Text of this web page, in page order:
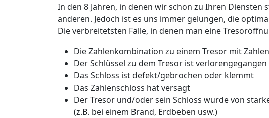
In den 8 Jahren, in denen wir schon zu Ihren
anderen. Jedoch ist es uns immer gelungen, die
Die verbreitetsten Fälle, in denen man eine
Die Zahlenkombination zu einem Tresor mit
Der Schlüssel zu dem Tresor ist verlorengegangen
Das Schloss ist defekt/gebrochen oder klemmt
Das Zahlenschloss hat versagt
Der Tresor und/oder sein Schloss wurde von
(z.B. bei einem Brand, Erdbeben usw.)